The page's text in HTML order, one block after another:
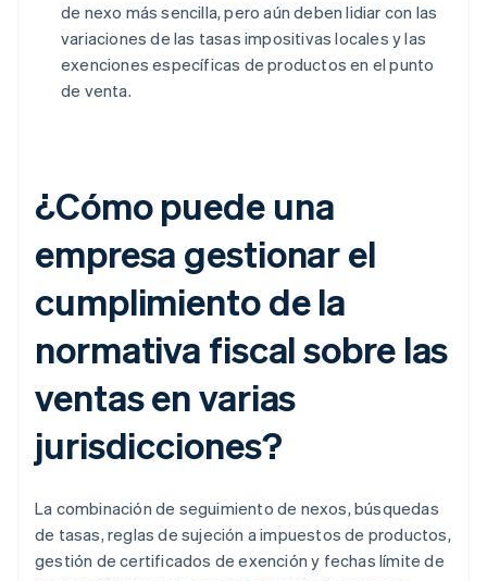
de nexo más sencilla, pero aún deben lidiar con las
variaciones de las tasas impositivas locales y las
exenciones específicas de productos en el punto
de venta.
¿Cómo puede una
empresa gestionar el
cumplimiento de la
normativa fiscal sobre las
ventas en varias
jurisdicciones?
La combinación de seguimiento de nexos, búsquedas
de tasas, reglas de sujeción a impuestos de productos,
gestión de certificados de exención y fechas límite de